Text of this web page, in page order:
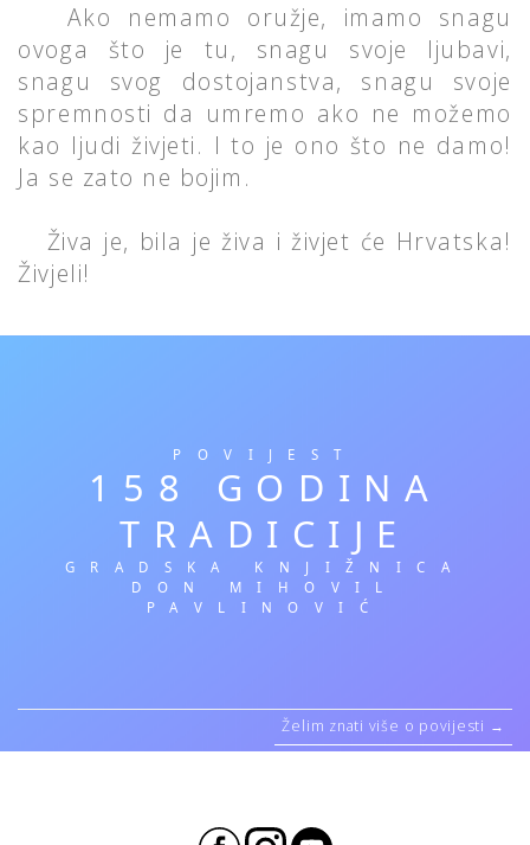
Ako nemamo oružje, imamo snagu
ovoga što je tu, snagu svoje ljubavi,
snagu svog dostojanstva, snagu svoje
spremnosti da umremo ako ne možemo
kao ljudi živjeti. I to je ono što ne damo!
Ja se zato ne bojim.
Živa je, bila je živa i živjet će Hrvatska!
Živjeli!
POVIJEST
158 GODINA
TRADICIJE
GRADSKA KNJIŽNICA
DON MIHOVIL
PAVLINOVIĆ
Želim znati više o povijesti →